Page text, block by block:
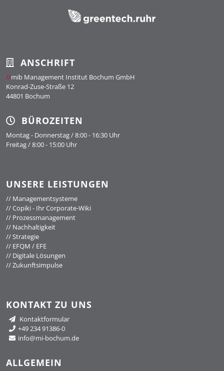
ANSCHRIFT
//mib Management Institut Bochum GmbH
Konrad-Zuse-Straße 12
44801 Bochum
BÜROZEITEN
Montag - Donnerstag / 8:00 - 16:30 Uhr
Freitag / 8:00 - 15:00 Uhr
UNSERE LEISTUNGEN
// Managementsysteme
//Copiki - Ihr Corporate-Wiki
// Prozessmanagement
// Nachhaltigkeit
//Strategie
// EFQM / EFE
// Digitale Lösungen
//Zukunftsimpulse
KONTAKT ZU UNS
Kontaktformular
+49 234 91386-0
info@mi-bochum.de
ALLGEMEIN